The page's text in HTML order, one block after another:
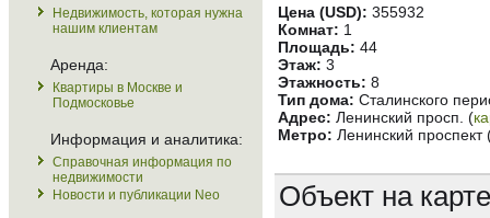
Недвижимость, которая нужна
нашим клиентам
Аренда:
Квартиры в Москве и
Подмосковье
Информация и аналитика:
Справочная информация по
недвижимости
Новости и публикации Neo
Цена (USD): 355932
Комнат: 1
Площадь: 44
Этаж: 3
Этажность: 8
Тип дома: Сталинского
Адрес: Ленинский просп. (
Метро: Ленинский проспект
Объект на карте